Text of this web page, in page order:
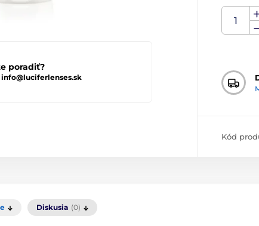
poradiť?
info@luciferlenses.sk
Kód
Diskusia (0)